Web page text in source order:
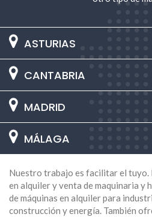
ASTURIAS
CANTABRIA
MADRID
MÁLAGA
Nuestro trabajo es facilitar el tuyo.
en alquiler y venta de maquinaria y
de máquinas en alquiler para
construcción y energía. También